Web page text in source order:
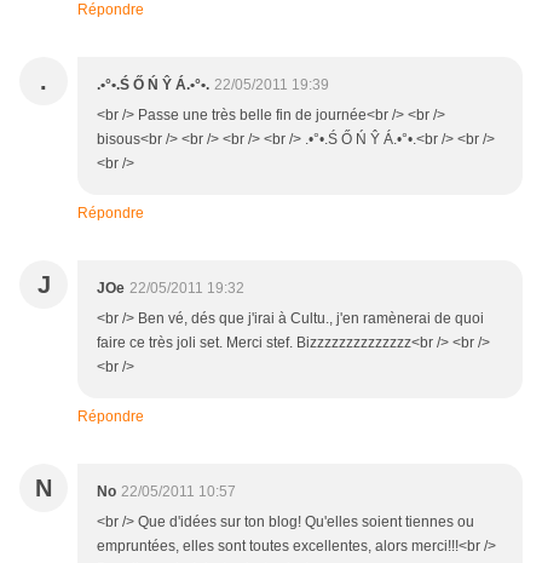
Répondre
. .•°•.Ś Ő Ń Ŷ Á.•°•. 22/05/2011 19:39
<br /> Passe une très belle fin de journée<br /> <br />
bisous<br /> <br /> <br /> <br /> .•°•.Ś Ő Ń Ŷ Á.•°•.<br /> <br />
<br />
Répondre
J JOe 22/05/2011 19:32
<br /> Ben vé, dés que j'irai à Cultu., j'en ramènerai de quoi
faire ce très joli set. Merci stef. Bizzzzzzzzzzzzzz<br /> <br />
<br />
Répondre
N No 22/05/2011 10:57
<br /> Que d'idées sur ton blog! Qu'elles soient tiennes ou
empruntées, elles sont toutes excellentes, alors merci!!!<br />